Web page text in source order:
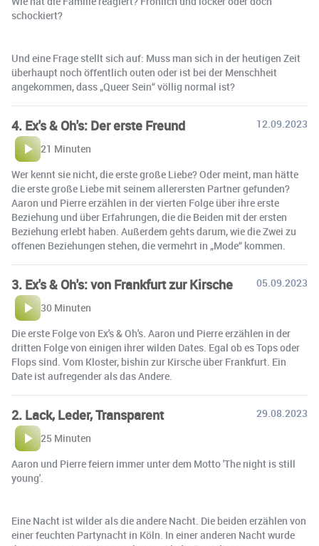
schockiert?
Und eine Frage stellt sich auf: Muss man sich in der heutigen Zeit
überhaupt noch öffentlich outen oder ist bei der Menschheit
angekommen, dass „Queer Sein“ völlig normal ist?
4. Ex's & Oh's: Der erste Freund
12.09.2023
21 Minuten
Wer kennt sie nicht, die erste große Liebe? Oder meint, man hätte
die erste große Liebe mit seinem allerersten Partner gefunden?
Aaron und Pierre erzählen in der vierten Folge über ihre erste
Beziehung und über Erfahrungen, die die Beiden mit der ersten
Beziehung erlebt haben. Außerdem gehts darum, wie die Zwei zu
offenen Beziehungen stehen, die vermehrt in „Mode“ kommen.
3. Ex's & Oh's: von Frankfurt zur Kirsche
05.09.2023
30 Minuten
Die erste Folge von Ex's & Oh's. Aaron und Pierre erzählen in der
dritten Folge von einigen ihrer wilden Dates. Egal ob es Tops oder
Flops sind. Vom Kloster, bishin zur Kirsche über Frankfurt. Ein
Date ist aufregender als das Andere.
2. Lack, Leder, Transparent
29.08.2023
25 Minuten
Aaron und Pierre feiern immer unter dem Motto 'The night is still
young'.
Eine Nacht ist wilder als die andere Nacht. Die beiden erzählen von
einer feuchten Partynacht in Köln. In einer anderen Nacht wurde